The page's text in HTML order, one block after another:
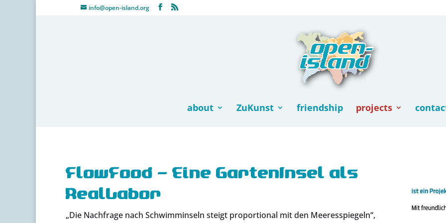
info@open-island.org
about ZuKunst friendship projects
FlowFood – Eine GartenInsel als
RealLabor
„Die Nachfrage nach Schwimminseln steigt proportional mit den Meeresspiegeln“,